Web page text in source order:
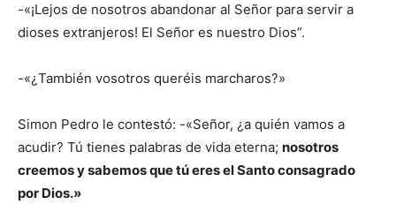
-«¡Lejos de nosotros abandonar al Señor para servir a
dioses extranjeros! El Señor es nuestro Dios”.
-«¿También vosotros queréis marcharos?»
Simon Pedro le contestó: -«Señor, ¿a quién vamos a
acudir? Tú tienes palabras de vida eterna; nosotros
creemos y sabemos que tú eres el Santo consagrado
por Dios.»